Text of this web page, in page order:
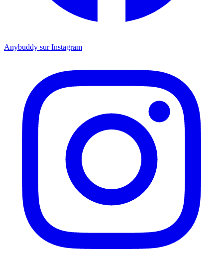
Anybuddy sur Instagram